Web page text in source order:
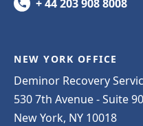
+ 44 203 908 8008
NEW YORK OFFICE
Deminor Recovery
530 7th Avenue - Suite
New York, NY 10018